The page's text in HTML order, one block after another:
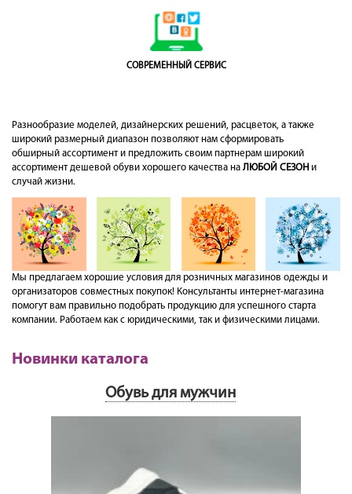
СОВРЕМЕННЫЙ СЕРВИС
Разнообразие моделей, дизайнерских решений, расцветок, а также
широкий размерный диапазон позволяют нам сформировать
обширный ассортимент и предложить своим партнерам широкий
ассортимент дешевой обуви хорошего качества на ЛЮБОЙ СЕЗОН и
случай жизни.
Мы предлагаем хорошие условия для розничных магазинов одежды и
организаторов совместных покупок! Консультанты интернет-магазина
помогут вам правильно подобрать продукцию для успешного старта
компании. Работаем как с юридическими, так и физическими лицами.
Новинки каталога
Обувь для мужчин